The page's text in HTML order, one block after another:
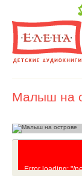
Малыш на
Error loading: "/